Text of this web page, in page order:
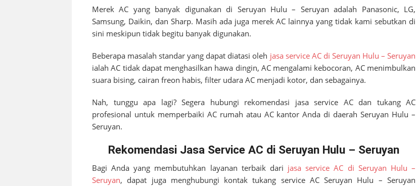
Merek AC yang banyak digunakan di Seruyan Hulu – Seruyan adalah Panasonic, LG,
Samsung, Daikin, dan Sharp. Masih ada juga merek AC lainnya yang tidak kami sebutkan di
sini meskipun tidak begitu banyak digunakan.
Beberapa masalah standar yang dapat diatasi oleh jasa service AC di Seruyan Hulu – Seruyan
ialah AC tidak dapat menghasilkan hawa dingin, AC mengalami kebocoran, AC menimbulkan
suara bising, cairan freon habis, filter udara AC menjadi kotor, dan sebagainya.
Nah, tunggu apa lagi? Segera hubungi rekomendasi jasa service AC dan tukang AC
profesional untuk memperbaiki AC rumah atau AC kantor Anda di daerahSeruyan Hulu –
Seruyan.
Rekomendasi Jasa Service AC di Seruyan Hulu – Seruyan
Bagi Anda yang membutuhkan layanan terbaik dari jasa service AC di Seruyan Hulu –
Seruyan, dapat juga menghubungi kontak tukang service ACSeruyan Hulu – Seruyan